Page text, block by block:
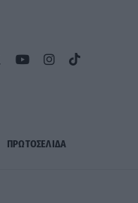
ΠΡΩΤΟΣΈΛΙΔΑ